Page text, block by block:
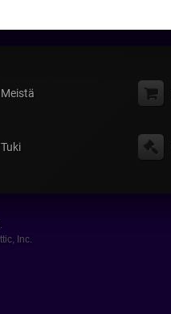
Meistä
Tuki
Inc.